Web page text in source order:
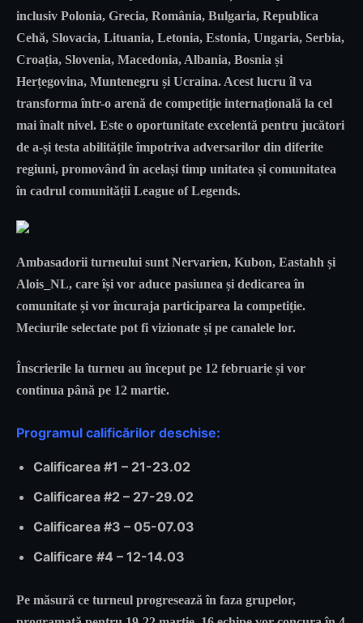
inclusiv Polonia, Grecia, România, Bulgaria, Republica
Cehă, Slovacia, Lituania, Letonia, Estonia, Ungaria, Serbia,
Croația, Slovenia, Macedonia, Albania, Bosnia și
Herțegovina, Muntenegru și Ucraina. Acest lucru îl va
transforma într-o arenă de competiție internațională la cel
mai înalt nivel. Este o oportunitate excelentă pentru jucători
de a-și testa abilitățile împotriva adversarilor din diferite
regiuni, promovând în același timp unitatea și comunitatea
în cadrul comunității League of Legends.
Ambasadorii turneului sunt Nervarien, Kubon, Eastahh și
Alois_NL, care își vor aduce pasiunea și dedicarea în
comunitate și vor încuraja participarea la competiție.
Meciurile selectate pot fi vizionate și pe canalele lor.
Înscrierile la turneu au început pe 12 februarie și vor
continua până pe 12 martie.
Programul calificărilor deschise:
Calificarea #1 – 21-23.02
Calificarea #2 – 27-29.02
Calificarea #3 – 05-07.03
Calificare #4 – 12-14.03
Pe măsură ce turneul progresează în faza grupelor,